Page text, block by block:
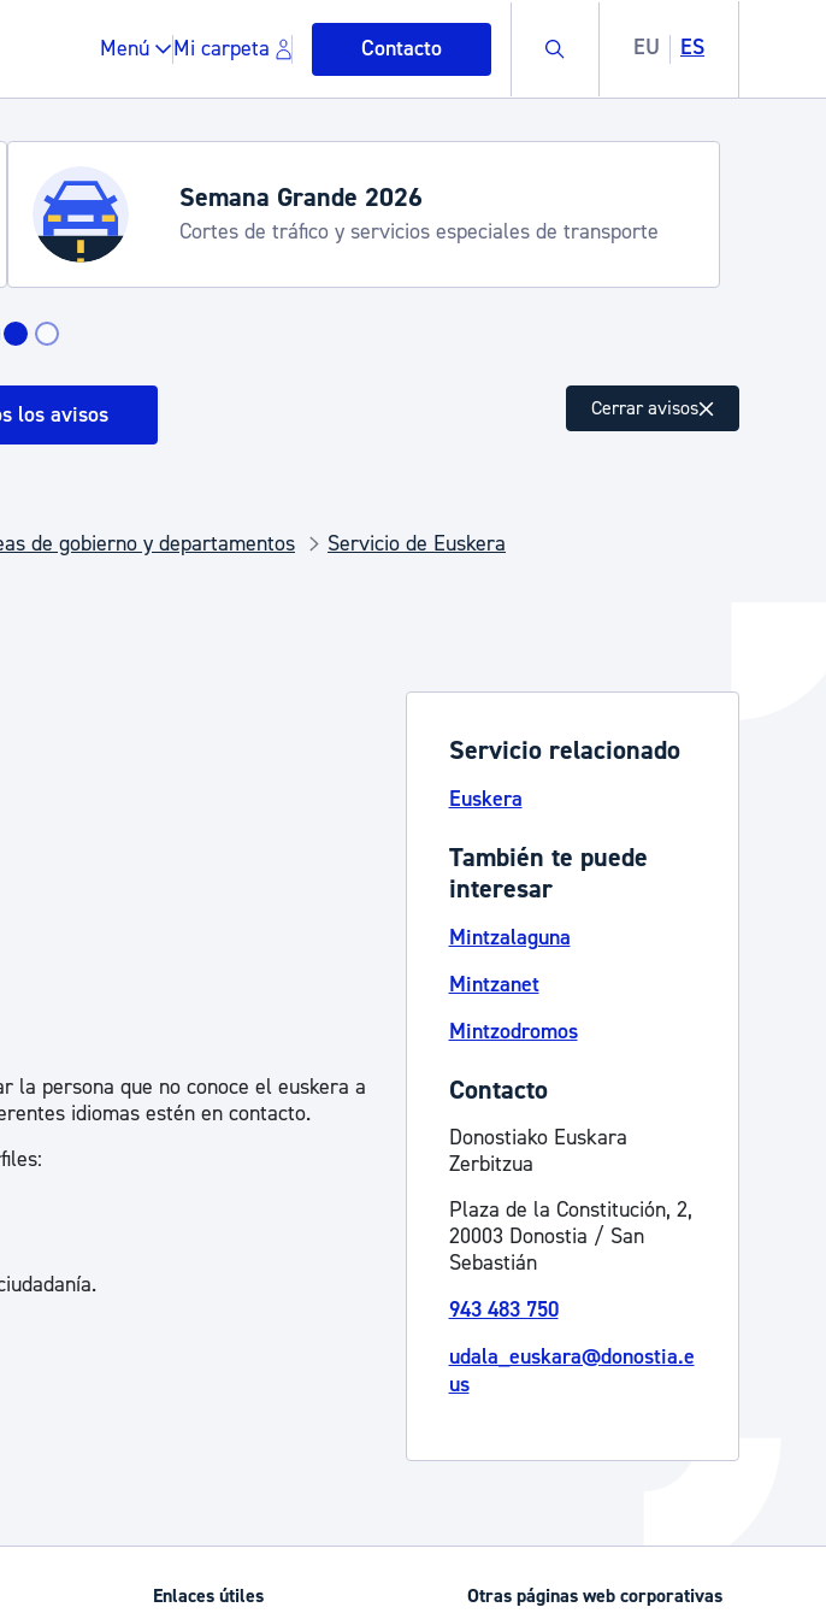
Menú Mi carpeta Contacto Buscar EU ES
Espacio público, residuos y medioambiente
Euskera
Administración municipal
Ayuda a la tramitación
Semana Grande 2026
Cortes de tráfico y servicios especiales de transporte
los avisos Cerrar avisos
de gobierno y departamentos
Servicio de Euskera
la persona que no conoce el euskera a
idiomas estén en contacto.
Servicio relacionado
Euskera
También te puede
interesar
Mintzalaguna
Mintzanet
Mintzodromos
Contacto
Donostiako Euskara
Zerbitzua
Plaza de la Constitución, 2,
20003 Donostia / San
Sebastián
943 483 750
udala_euskara@donostia.e
us
Enlaces útiles Otras páginas web corporativas